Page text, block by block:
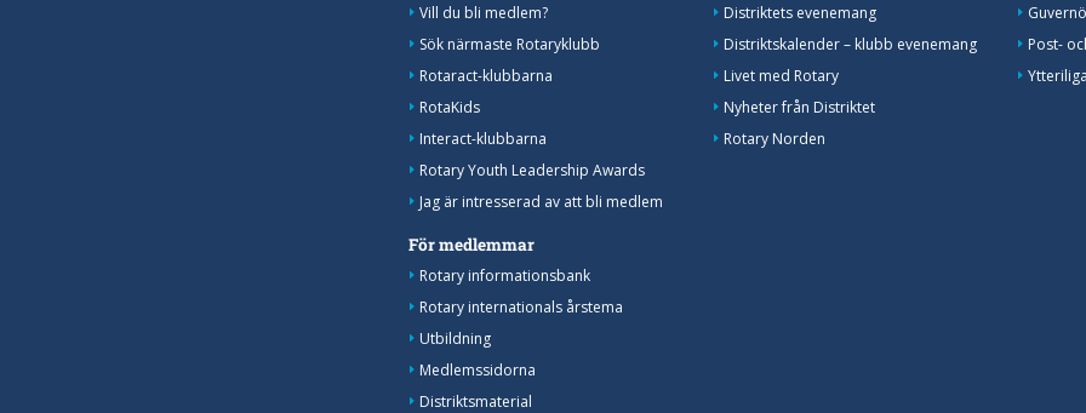
Vill du bli medlem?
Sök närmaste Rotaryklubb
Rotaract-klubbarna
RotaKids
Interact-klubbarna
Rotary Youth Leadership Awards
Jag är intresserad av att bli medlem
Distriktets evenemang
Distriktskalender – klubb evenemang
Livet med Rotary
Nyheter från Distriktet
Rotary Norden
Post-
För medlemmar
Rotary informationsbank
Rotary internationals årstema
Utbildning
Medlemssidorna
Distriktsmaterial